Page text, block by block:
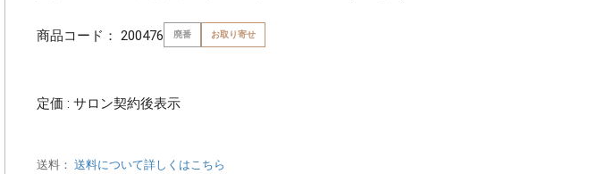
商品コード： 200476 廃番 お取り寄せ
定価 : サロン契約後表示
送料： 送料について詳しくはこちら